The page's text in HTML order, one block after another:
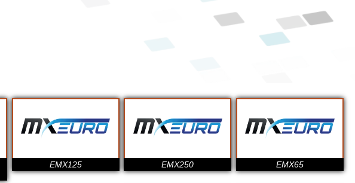
EMX125 EMX250 EMX65